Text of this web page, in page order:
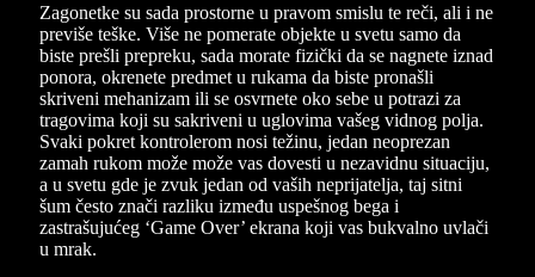
Zagonetke su sada prostorne u pravom smislu te reči, ali i ne
previše teške. Više ne pomerate objekte u svetu samo da
biste prešli prepreku, sada morate fizički da se nagnete iznad
ponora, okrenete predmet u rukama da biste pronašli
skriveni mehanizam ili se osvrnete oko sebe u potrazi za
tragovima koji su sakriveni u uglovima vašeg vidnog polja.
Svaki pokret kontrolerom nosi težinu, jedan neoprezan
zamah rukom može može vas dovesti u nezavidnu situaciju,
a u svetu gde je zvuk jedan od vaših neprijatelja, taj sitni
šum često znači razliku između uspešnog bega i
zastrašujućeg ‘Game Over’ ekrana koji vas bukvalno uvlači
u mrak.